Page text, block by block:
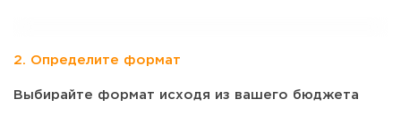
2. Определите формат
Выбирайте формат исходя из вашего бюджета